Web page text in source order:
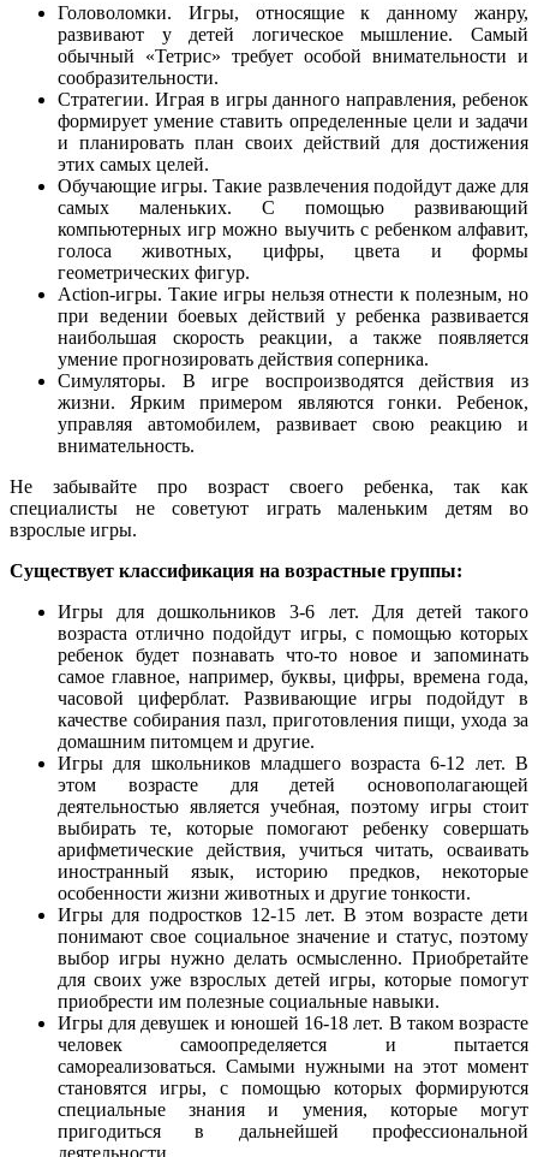
Головоломки. Игры, относящие к данному жанру,
развивают у детей логическое мышление. Самый
обычный «Тетрис» требует особой внимательности и
сообразительности.
Стратегии. Играя в игры данного направления, ребенок
формирует умение ставить определенные цели и задачи
и планировать план своих действий для достижения
этих самых целей.
Обучающие игры. Такие развлечения подойдут даже для
самых маленьких. С помощью развивающий
компьютерных игр можно выучить с ребенком алфавит,
голоса животных, цифры, цвета и формы
геометрических фигур.
Action-игры. Такие игры нельзя отнести к полезным, но
при ведении боевых действий у ребенка развивается
наибольшая скорость реакции, а также появляется
умение прогнозировать действия соперника.
Симуляторы. В игре воспроизводятся действия из
жизни. Ярким примером являются гонки. Ребенок,
управляя автомобилем, развивает свою реакцию и
внимательность.
Не забывайте про возраст своего ребенка, так как
специалисты не советуют играть маленьким детям во
взрослые игры.
Существует классификация на возрастные группы:
Игры для дошкольников 3-6 лет. Для детей такого
возраста отлично подойдут игры, с помощью которых
ребенок будет познавать что-то новое и запоминать
самое главное, например, буквы, цифры, времена года,
часовой циферблат. Развивающие игры подойдут в
качестве собирания пазл, приготовления пищи, ухода за
домашним питомцем и другие.
Игры для школьников младшего возраста 6-12 лет. В
этом возрасте для детей основополагающей
деятельностью является учебная, поэтому игры стоит
выбирать те, которые помогают ребенку совершать
арифметические действия, учиться читать, осваивать
иностранный язык, историю предков, некоторые
особенности жизни животных и другие тонкости.
Игры для подростков 12-15 лет. В этом возрасте дети
понимают свое социальное значение и статус, поэтому
выбор игры нужно делать осмысленно. Приобретайте
для своих уже взрослых детей игры, которые помогут
приобрести им полезные социальные навыки.
Игры для девушек и юношей 16-18 лет. В таком возрасте
человек самоопределяется и пытается
самореализоваться. Самыми нужными на этот момент
становятся игры, с помощью которых формируются
специальные знания и умения, которые могут
пригодиться в дальнейшей профессиональной
деятельности.